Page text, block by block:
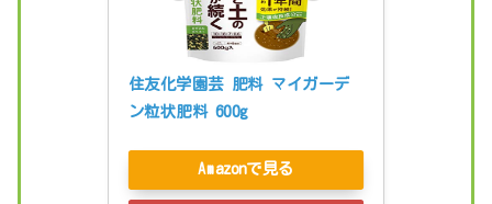
住友化学園芸 肥料 マイガーデ
ン粒状肥料 600g
Amazonで見る